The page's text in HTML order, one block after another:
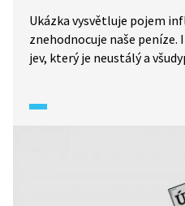
Ukázka vysvětluje pojem
znehodnocuje naše
jev, který je neustálý a